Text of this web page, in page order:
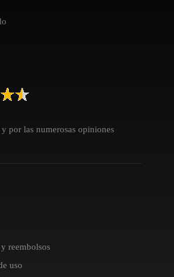
por las numerosas opiniones
reembolsos
uso